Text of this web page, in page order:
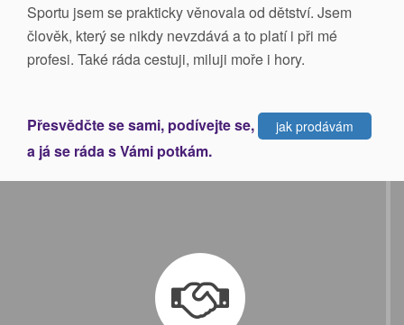
Sportu jsem se prakticky věnovala od dětství. Jsem
člověk, který se nikdy nevzdává a to platí i při mé
profesi. Také ráda cestuji, miluji moře i hory.
Přesvědčte se sami, podívejte se, jak prodávám
a já se ráda s Vámi potkám.